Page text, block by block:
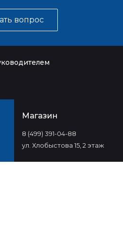
вопрос
Магазин
8 (499) 391-04-88
ул. Хлобыстова 15, 2 этаж